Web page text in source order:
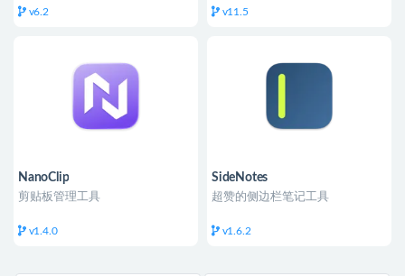
v6.2 v11.5
NanoClip
剪贴板管理工具
v1.4.0
SideNotes
超赞的侧边栏笔记工具
v1.6.2